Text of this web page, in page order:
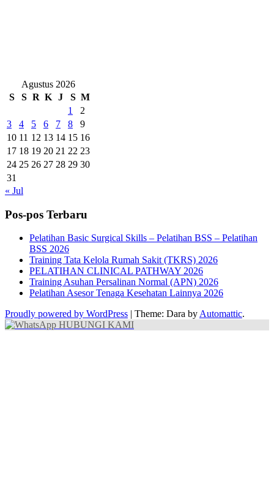
Agustus 2026
S
S R K J S M
1
2
3
4 5 6 7 8
9
10 11 12 13 14 15 16
17 18 19 20 21 22 23
24 25 26 27 28 29 30
31
« Jul
Pos-pos Terbaru
Pelatihan Basic Surgical Skills – Pelatihan BSS – Pelatihan
BSS 2026
Training Tata Kelola Rumah Sakit (TKRS) 2026
PELATIHAN CLINICAL PATHWAY 2026
Training Asuhan Persalinan Normal (APN) 2026
Pelatihan Asesor Tenaga Kesehatan Lainnya 2026
Proudly powered by WordPress | Theme: Dara by Automattic.
HUBUNGI KAMI